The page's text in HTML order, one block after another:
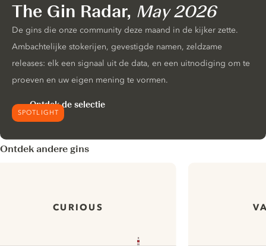
SPOTLIGHT
The Gin Radar, May 2026
De gins die onze community deze maand in de kijker zette.
Ambachtelijke stokerijen, gevestigde namen, zeldzame
releases: elk een signaal uit de data, en een uitnodiging om te
proeven en uw eigen mening te vormen.
Ontdek de selectie
Ontdek andere gins
CURIOUS